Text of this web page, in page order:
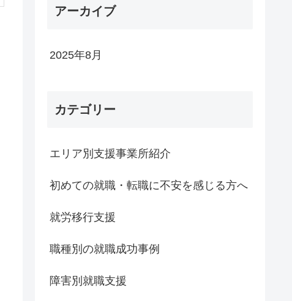
アーカイブ
2025年8月
カテゴリー
エリア別支援事業所紹介
初めての就職・転職に不安を感じる方へ
就労移行支援
職種別の就職成功事例
障害別就職支援